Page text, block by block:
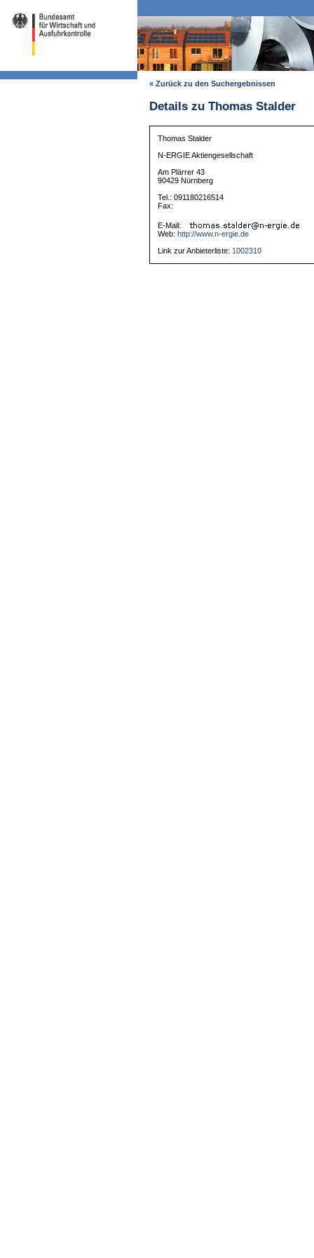
« Zurück zu den Suchergebnissen
Details zu Thomas Stalder
Thomas Stalder
N-ERGIE Aktiengesellschaft
Am Plärrer 43
90429 Nürnberg
Tel.: 091180216514
Fax:
E-Mail:
Web: http://www.n-ergie.de
Link zur Anbieterliste:1002310